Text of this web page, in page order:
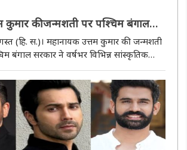
कुमार की जन्मशती पर पश्चिम बंगाल
का समारोह, उच्चस्तरीय
गठित
(हि. स.)। महानायक उत्तम कुमार की जन्मशती
बंगाल सरकार ने वर्षभर विभिन्न सांस्कृतिक
ने एक उच्चस्तरीय सलाहकार समिति का